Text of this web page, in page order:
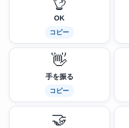
OK
コピー
👋
手を振る
コピー
🤝